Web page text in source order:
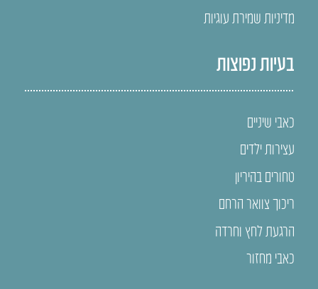
מדיניות שמירת עוגיות
בעיות נפוצות
כאבי שיניים
עצירות ילדים
טחורים בהיריון
ריכוך צוואר הרחם
הרגעת לחץ וחרדה
כאבי מחזור